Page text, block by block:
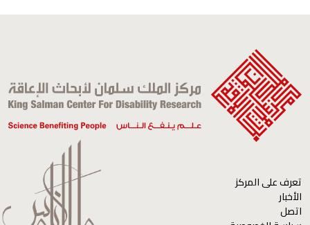
تعرف على المركز
الأخبار
اتصل